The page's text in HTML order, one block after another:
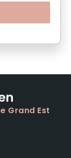
Grand Est